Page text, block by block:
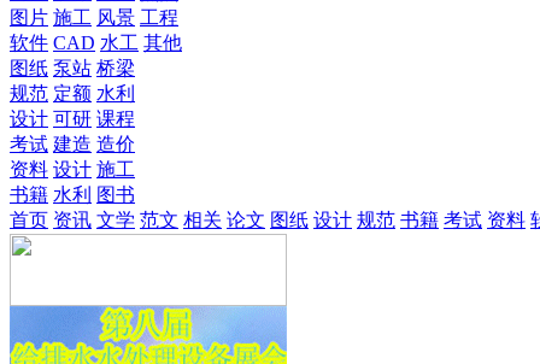
图片 施工 风景 工程
软件 CAD 水工 其他
图纸 泵站 桥梁
规范 定额 水利
设计 可研 课程
考试 建造 造价
资料 设计 施工
书籍 水利 图书
首页 资讯 文学 范文 相关 论文 图纸 设计 规范 书籍 考试 资料